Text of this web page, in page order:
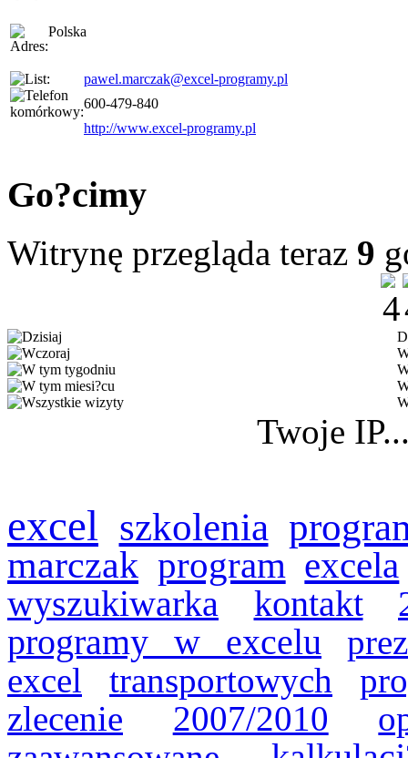
Polska
pawel.marczak@excel-programy.pl
600-479-840
http://www.excel-programy.pl
Go?cimy
Witrynę przegląda teraz 9
Twoje
excel szkolenia
marczak program excela
wyszukiwarka kontakt
programy w excelu
excel
transportowych
zlecenie
2007/2010